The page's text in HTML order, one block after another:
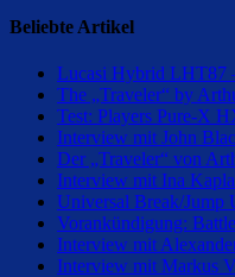
Beliebte Artikel
Lucasi Hybrid LHT87
The „Traveler“ by
Test: Players Pure-X
Interview mit John
Der „Traveler“ von
Interview mit Ina
Universal Break/Jump
Vorankündigung:
Interview mit
Interview mit Markus